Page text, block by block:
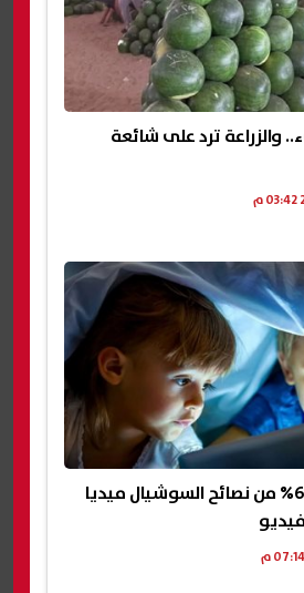
والزراعة ترد على شائعة
متحدث الصحة: 61% من نصائح السوشيال ميديا